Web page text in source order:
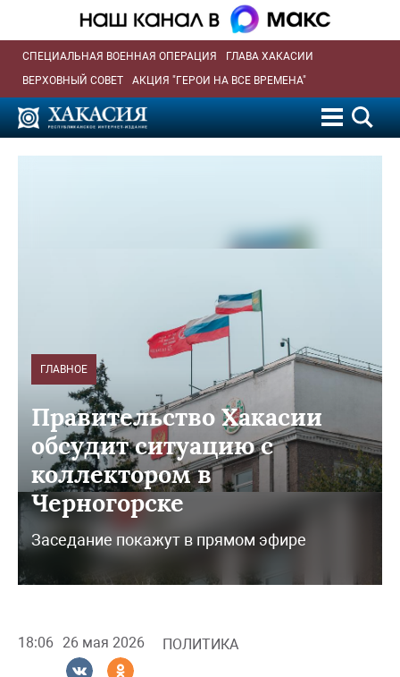
СПЕЦИАЛЬНАЯ ВОЕННАЯ ОПЕРАЦИЯ
ГЛАВА ХАКАСИИ
ВЕРХОВНЫЙ СОВЕТ
АКЦИЯ "ГЕРОИ НА ВСЕ ВРЕМЕНА"
ГЛАВНОЕ
Правительство Хакасии
обсудит ситуацию с
коллектором в
Черногорске
Заседание покажут в прямом эфире
18:06 26 мая 2026 ПОЛИТИКА